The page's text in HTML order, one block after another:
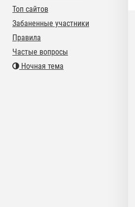
Топ сайтов
Забаненные участники
Правила
Частые вопросы
Ночная тема